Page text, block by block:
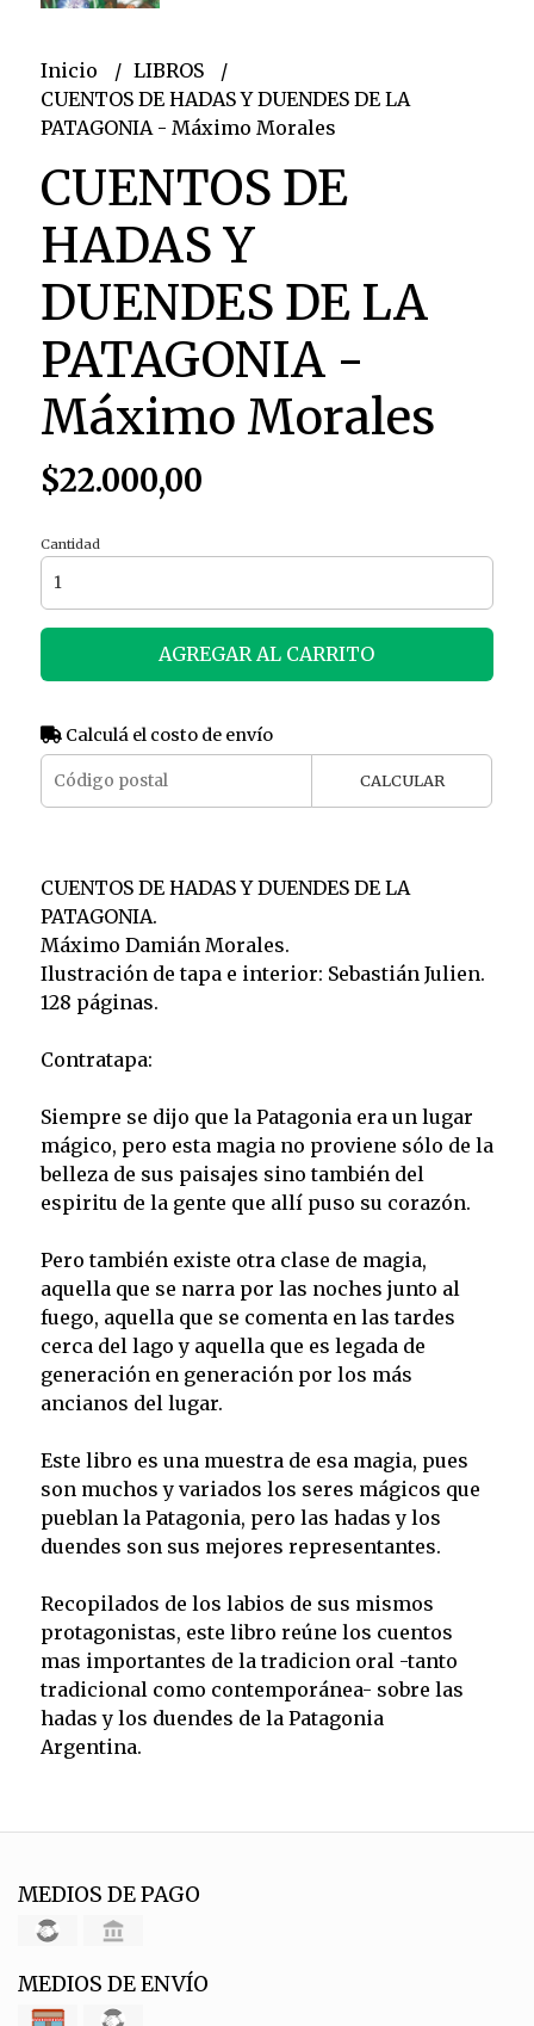
Inicio
LIBROS
CUENTOS DE HADAS Y DUENDES DE LA
PATAGONIA - Máximo Morales
CUENTOS DE
HADAS Y
DUENDES DE LA
PATAGONIA -
Máximo Morales
$22.000,00
Cantidad
AGREGAR AL CARRITO
Calculá el costo de envío
CALCULAR
CUENTOS DE HADAS Y DUENDES DE LA
PATAGONIA.
Máximo Damián Morales.
Ilustración de tapa e interior: Sebastián Julien.
128 páginas.
Contratapa:
Siempre se dijo que la Patagonia era un lugar
mágico, pero esta magia no proviene sólo de la
belleza de sus paisajes sino también del
espiritu de la gente que allí puso su corazón.
Pero también existe otra clase de magia,
aquella que se narra por las noches junto al
fuego, aquella que se comenta en las tardes
cerca del lago y aquella que es legada de
generación en generación por los más
ancianos del lugar.
Este libro es una muestra de esa magia, pues
son muchos y variados los seres mágicos que
pueblan la Patagonia, pero las hadas y los
duendes son sus mejores representantes.
Recopilados de los labios de sus mismos
protagonistas, este libro reúne los cuentos
mas importantes de la tradicion oral -tanto
tradicional como contemporánea- sobre las
hadas y los duendes de la Patagonia
Argentina.
MEDIOS DE PAGO
MEDIOS DE ENVÍO